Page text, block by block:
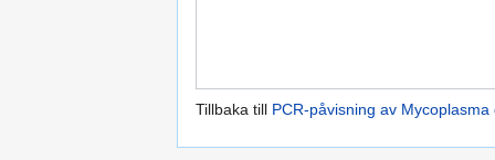
Tillbaka till PCR-påvisning av